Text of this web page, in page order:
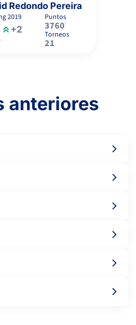
Redondo Pereira
2019
+2
Puntos
3760
Torneos
21
anteriores